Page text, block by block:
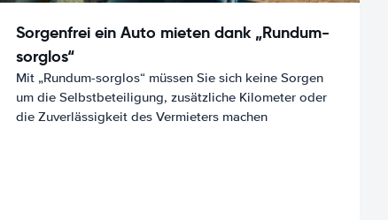
Sorgenfrei ein Auto mieten dank „Rundum-
sorglos“
Mit „Rundum-sorglos“ müssen Sie sich keine Sorgen
um die Selbstbeteiligung, zusätzliche Kilometer oder
die Zuverlässigkeit des Vermieters machen